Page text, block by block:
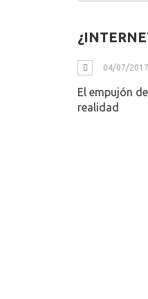
04/07/2017
El empujón
realidad